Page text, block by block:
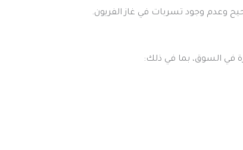
وعدم وجود تسربات في غاز الفريون.
في السوق، بما في ذلك: